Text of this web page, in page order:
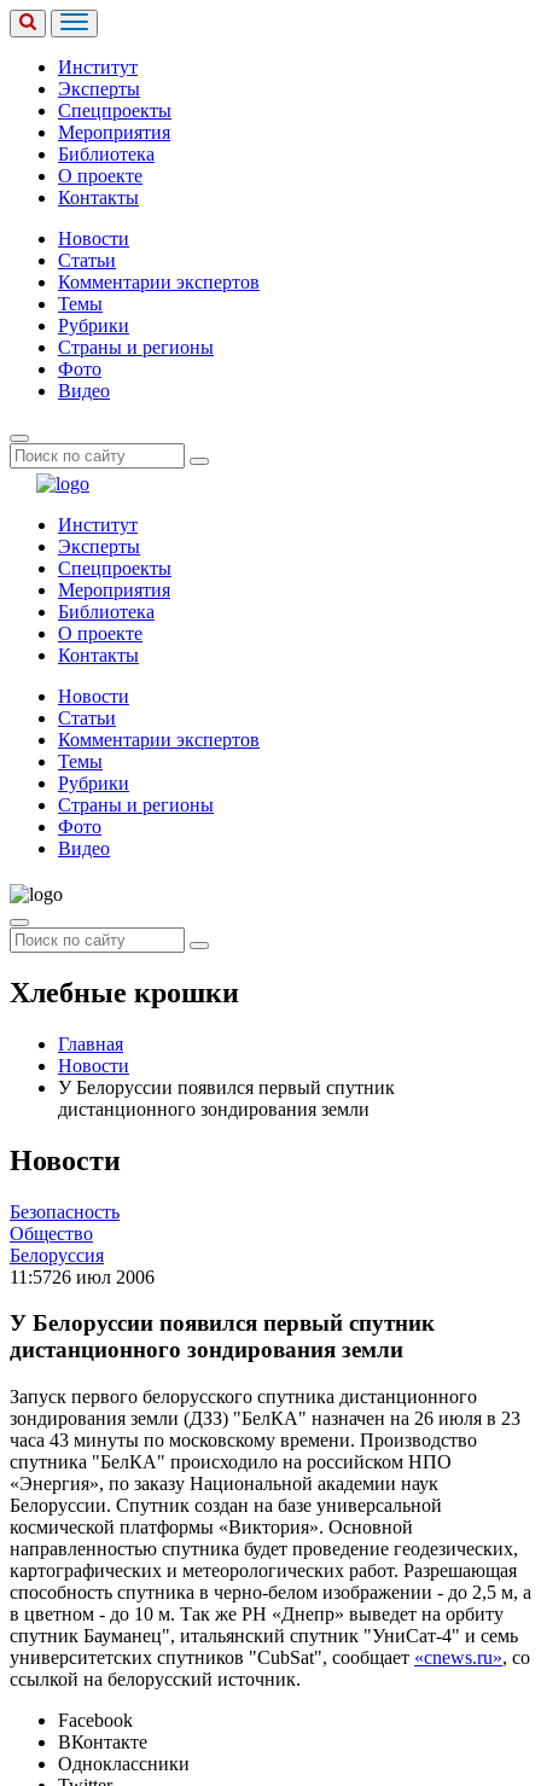
Институт
Эксперты
Спецпроекты
Мероприятия
Библиотека
О проекте
Контакты
Новости
Статьи
Комментарии экспертов
Темы
Рубрики
Страны и регионы
Фото
Видео
Институт
Эксперты
Спецпроекты
Мероприятия
Библиотека
О проекте
Контакты
Новости
Статьи
Комментарии экспертов
Темы
Рубрики
Страны и регионы
Фото
Видео
Хлебные крошки
Главная
Новости
У Белоруссии появился первый спутник
дистанционного зондирования земли
Новости
Безопасность
Общество
Белоруссия
11:5726 июл 2006
У Белоруссии появился первый спутник
дистанционного зондирования земли
Запуск первого белорусского спутника дистанционного
зондирования земли (ДЗЗ) "БелКА" назначен на 26 июля в 23
часа 43 минуты по московскому времени. Производство
спутника "БелКА" происходило на российском НПО
«Энергия», по заказу Национальной академии наук
Белоруссии. Спутник создан на базе универсальной
космической платформы «Виктория». Основной
направленностью спутника будет проведение геодезических,
картографических и метеорологических работ. Разрешающая
способность спутника в черно-белом изображении - до 2,5 м, а
в цветном - до 10 м. Так же РН «Днепр» выведет на орбиту
спутник Бауманец", итальянский спутник "УниСат-4" и семь
университетских спутников "CubSat", сообщает «cnews.ru», со
ссылкой на белорусский источник.
Facebook
ВКонтакте
Одноклассники